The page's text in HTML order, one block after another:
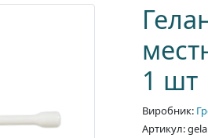
1 шт
Виробник:
Артикул: